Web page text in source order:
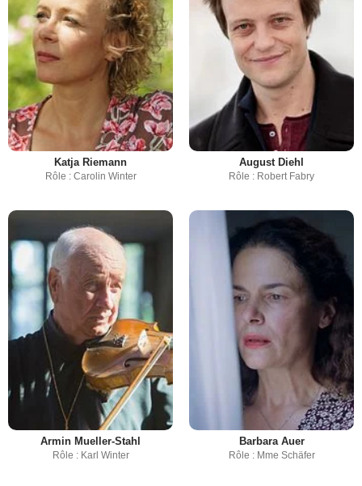
Katja Riemann
Rôle : Carolin Winter
August Diehl
Rôle : Robert Fabry
Armin Mueller-Stahl
Rôle : Karl Winter
Barbara Auer
Rôle : Mme Schäfer